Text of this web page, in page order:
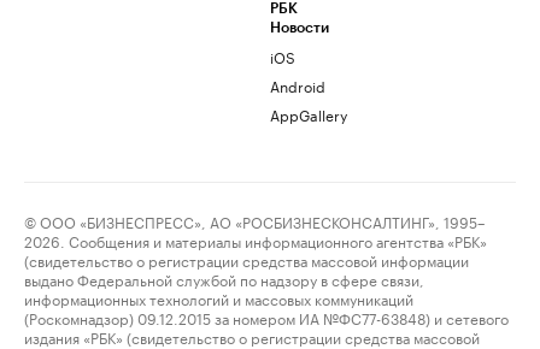
РБК
Новости
iOS
Android
AppGallery
© ООО «БИЗНЕСПРЕСС», АО «РОСБИЗНЕСКОНСАЛТИНГ», 1995–
2026. Сообщения и материалы информационного агентства «РБК»
(свидетельство о регистрации средства массовой информации
выдано Федеральной службой по надзору в сфере связи,
информационных технологий и массовых коммуникаций
(Роскомнадзор) 09.12.2015 за номером ИА №ФС77-63848) и сетевого
издания «РБК» (свидетельство о регистрации средства массовой